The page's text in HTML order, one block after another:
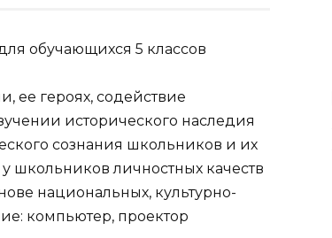
обучающихся 5 классов
ее героях, содействие
исторического наследия
сознания школьников и их
школьников личностных качеств
национальных, культурно-
компьютер, проектор